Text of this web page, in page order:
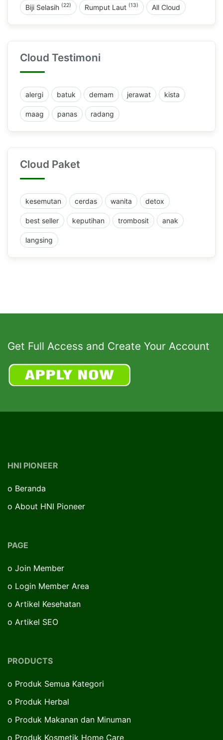
Biji Selasih (22) Rumput Laut (13) All Cloud
Cloud Testimoni
alergi batuk demam jerawat kista
maag panas radang
Cloud Paket
kesemutan cerdas wanita detox
best seller keputihan trombosit anak
langsing
Get Full Access and Create Your Account
HNI PIONEER
o Beranda
o About HNI Pioneer
PAGE
o Join Member
o Login Member Area
o Artikel Kesehatan
o Artikel SEO
PRODUCTS
o Produk Semua Kategori
o Produk Herbal
o Produk Makanan dan Minuman
o Produk Kosmetik Home Care